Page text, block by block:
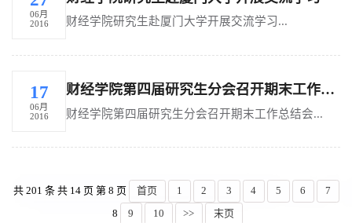
06月
2016
财经学院研究生赴厦门大学开展交流学习...
17
06月
2016
财经学院第四届研究生分会召开期末工作总结会
财经学院第四届研究生分会召开期末工作总结会...
共 201 条 共 14 页 第 8 页 首页 1 2 3 4 5 6
7
8
9 10 >> 末页